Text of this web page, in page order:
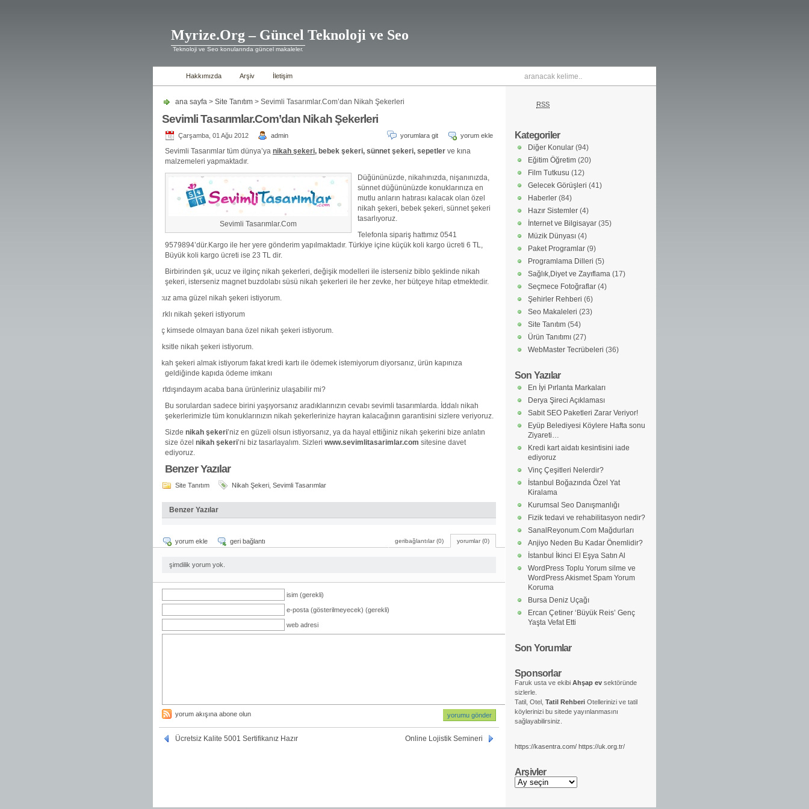
Myrize.Org – Güncel Teknoloji ve Seo
Teknoloji ve Seo konularında güncel makaleler.
Hakkımızda Arşiv İletişim
ana sayfa > Site Tanıtım > Sevimli Tasarımlar.Com’dan Nikah Şekerleri
Sevimli Tasarımlar.Com’dan Nikah Şekerleri
Çarşamba, 01 Ağu 2012 admin yorum ekle
yorumlara git
Sevimli Tasarımlar tüm dünya’ya nikah şekeri, bebek şekeri, sünnet şekeri, sepetler ve kına
malzemeleri yapmaktadır.
Sevimli Tasarımlar.Com
Düğününüzde, nikahınızda, nişanınızda,
sünnet düğününüzde konuklarınıza en
mutlu anların hatırası kalacak olan özel
nikah şekeri, bebek şekeri, sünnet şekeri
tasarlıyoruz.
Telefonla sipariş hattımız 0541
9579894’dür.Kargo ile her yere gönderim yapılmaktadır. Türkiye içine küçük koli kargo ücreti 6 TL,
Büyük koli kargo ücreti ise 23 TL dir.
Birbirinden şık, ucuz ve ilginç nikah şekerleri, değişik modelleri ile isterseniz biblo şeklinde nikah
şekeri, isterseniz magnet buzdolabı süsü nikah şekerleri ile her zevke, her bütçeye hitap etmektedir.
Ucuz ama güzel nikah şekeri istiyorum.
Farklı nikah şekeri istiyorum
Hiç kimsede olmayan bana özel nikah şekeri istiyorum.
Taksitle nikah şekeri istiyorum.
Nikah şekeri almak istiyorum fakat kredi kartı ile ödemek istemiyorum diyorsanız, ürün kapınıza
geldiğinde kapıda ödeme imkanı
Yurtdışındayım acaba bana ürünleriniz ulaşabilir mi?
Bu sorulardan sadece birini yaşıyorsanız aradıklarınızın cevabı sevimli tasarımlarda. İddalı nikah
şekerlerimizle tüm konuklarınızın nikah şekerlerinize hayran kalacağının garantisini sizlere veriyoruz.
Sizde nikah şekeri’niz en güzeli olsun istiyorsanız, ya da hayal ettiğiniz nikah şekerini bize anlatın
size özel nikah şekeri’ni biz tasarlayalım. Sizleri www.sevimlitasarimlar.com sitesine davet
ediyoruz.
Benzer Yazılar
Site Tanıtım Nikah Şekeri Sevimli Tasarımlar
Benzer Yazılar
yorumlar (0)
geribağlantılar (0)
yorum ekle geri bağlantı
şimdilik yorum yok.
isim (gerekli)
e-posta (gösterilmeyecek) (gerekli)
web adresi
yorum akışına abone olun
Ücretsiz Kalite 5001 Sertifikanız Hazır Online Lojistik Semineri
RSS
Kategoriler
Diğer Konular (94)
Eğitim Öğretim (20)
Film Tutkusu (12)
Gelecek Görüşleri (41)
Haberler (84)
Hazır Sistemler (4)
İnternet ve Bilgisayar (35)
Müzik Dünyası (4)
Paket Programlar (9)
Programlama Dilleri (5)
Sağlık,Diyet ve Zayıflama (17)
Seçmece Fotoğraflar (4)
Şehirler Rehberi (6)
Seo Makaleleri (23)
Site Tanıtım (54)
Ürün Tanıtımı (27)
WebMaster Tecrübeleri (36)
Son Yazılar
En İyi Pırlanta Markaları
Derya Şireci Açıklaması
Sabit SEO Paketleri Zarar Veriyor!
Eyüp Belediyesi Köylere Hafta sonu
Ziyareti…
Kredi kart aidatı kesintisini iade
ediyoruz
Vinç Çeşitleri Nelerdir?
İstanbul Boğazında Özel Yat
Kiralama
Kurumsal Seo Danışmanlığı
Fizik tedavi ve rehabilitasyon nedir?
SanalReyonum.Com Mağdurları
Anjiyo Neden Bu Kadar Önemlidir?
İstanbul İkinci El Eşya Satın Al
WordPress Toplu Yorum silme ve
WordPress Akismet Spam Yorum
Koruma
Bursa Deniz Uçağı
Ercan Çetiner ‘Büyük Reis’ Genç
Yaşta Vefat Etti
Son Yorumlar
Sponsorlar
Faruk usta ve ekibi Ahşap ev sektöründe
sizlerle.
Tatil, Otel, Tatil Rehberi Otellerinizi ve tatil
köylerinizi bu sitede yayınlanmasını
sağlayabilirsiniz.
https://kasentra.com/ https://uk.org.tr/
Arşivler
Arşivler